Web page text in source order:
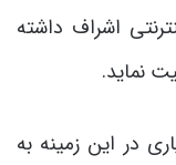
اشراف داشته
نماید.
در این زمینه به